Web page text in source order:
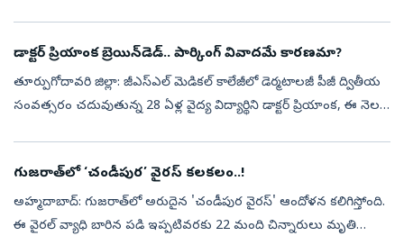
డాక్టర్ ప్రియాంక బ్రెయిన్‌డెడ్‌.. పార్కింగ్‌ వివాదమే కారణమా?
తూర్పుగోదావరి జిల్లా: జీఎస్‌ఎల్‌ మెడికల్‌ కాలేజీలో డెర్మటాలజీ పీజీ ద్వితీయ
సంవత్సరం చదువుతున్న 28 ఏళ్ల వైద్య విద్యార్థిని డాక్టర్‌ ప్రియాంక, ఈ నెల
గుజరాత్‌లో ‘చండీపుర’ వైరస్ కలకలం..!
అహ్మదాబాద్: గుజరాత్‌లో అరుదైన 'చండీపుర వైరస్' ఆందోళన కలిగిస్తోంది.
ఈ వైరల్ వ్యాధి బారిన పడి ఇప్పటివరకు 22 మంది చిన్నారులు మృతి